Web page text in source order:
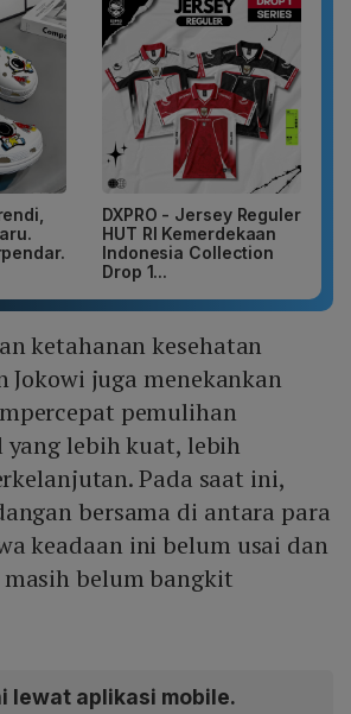
DXPRO - Jersey Reguler
HUT RI Kemerdekaan
Indonesia Collection
Drop 1...
ketahanan kesehatan
Jokowi juga menekankan
pemulihan
yang lebih kuat, lebih
Pada saat ini,
bersama di antara para
keadaan ini belum usai dan
belum bangkit
lewat aplikasi mobile.